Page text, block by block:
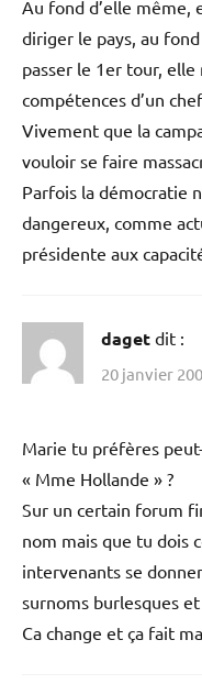
Au fond d’elle même,
diriger le pays, au
passer le 1er tour, elle
compétences d’un
Vivement que la
vouloir se faire
Parfois la démocratie
dangereux, comme
présidente aux
daget dit :
20 janvier
Marie tu préfères
« Mme Hollande » ?
Sur un certain forum
nom mais que tu dois
intervenants se
surnoms burlesques et
Ca change et ça fait